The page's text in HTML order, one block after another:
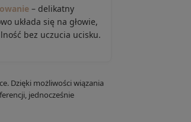
– delikatny
układa się na głowie,
bez uczucia ucisku.
Dzięki możliwości wiązania
jednocześnie